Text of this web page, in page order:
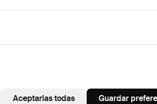
Aceptarlas todas Guardar